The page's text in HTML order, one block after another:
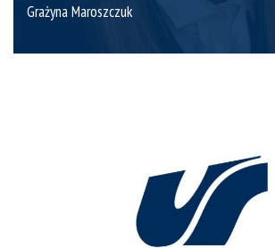
Grażyna Maroszczuk